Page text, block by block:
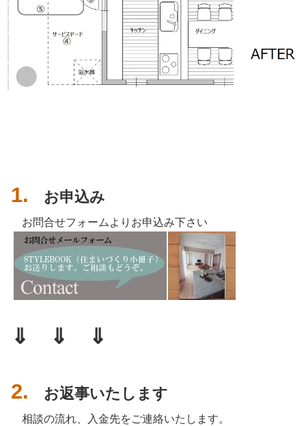
1. お申込み
お問合せフォームよりお申込み下さい
⇓ ⇓ ⇓
2. お返事いたします
相談の流れ、入金先をご連絡いたします。